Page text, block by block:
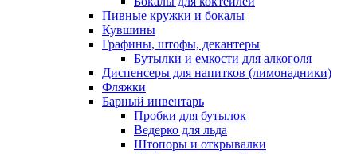
Пивные кружки и бокалы
Кувшины
Графины, штофы, декантеры
Бутылки и емкости для алкоголя
Диспенсеры для напитков (лимонадники)
Фляжки
Барный инвентарь
Пробки для бутылок
Ведерко для льда
Штопоры и открывалки